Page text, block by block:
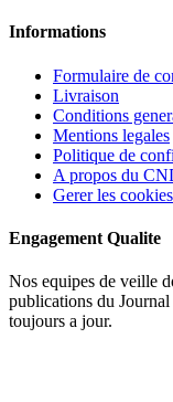
Informations
Formulaire de
Livraison
Conditions
Mentions legales
Politique de
A propos du
Gerer les cookies
Engagement Qualite
Nos equipes de veille
publications du
toujours a jour.